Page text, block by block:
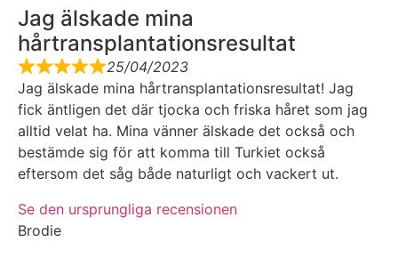
Jag älskade mina
hårtransplantationsresultat
25/04/2023
Jag älskade mina hårtransplantationsresultat! Jag
fick äntligen det där tjocka och friska håret som jag
alltid velat ha. Mina vänner älskade det också och
bestämde sig för att komma till Turkiet också
eftersom det såg både naturligt och vackert ut.
Se den ursprungliga recensionen
Brodie